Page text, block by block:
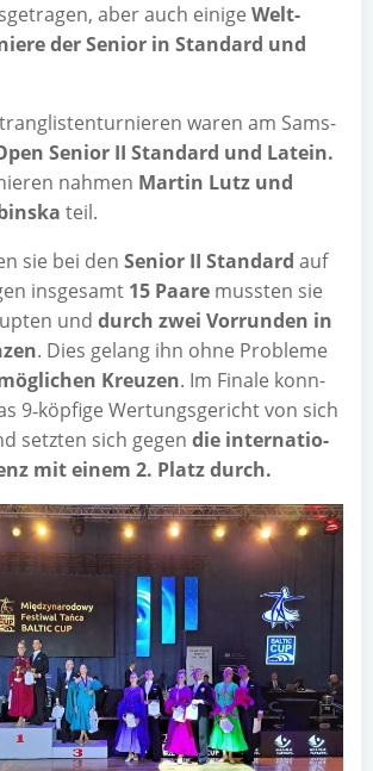
aber auch eini­ge Welt­
der Seni­or in Stan­dard und
waren am Sams­
Seni­or II Stan­dard und Latein.
nah­men Mar­tin Lutz und
teil.
sie bei den Seni­or II Stan­dard auf
ins­ge­samt 15 Paa­re muss­ten sie
und durch zwei Vor­run­den in
. Dies gelang ihn ohne Pro­ble­me
Kreu­zen. Im Fina­le konn­
9‑köpfige Wer­tungs­ge­richt von sich
setz­ten sich gegen die inter­na­tio­
mit einem 2. Platz durch.